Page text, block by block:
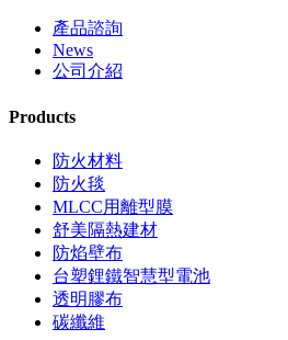
產品諮詢
News
公司介紹
Products
防火材料
防火毯
MLCC用離型膜
舒美隔熱建材
防焰壁布
台塑鋰鐵智慧型電池
透明膠布
碳纖維